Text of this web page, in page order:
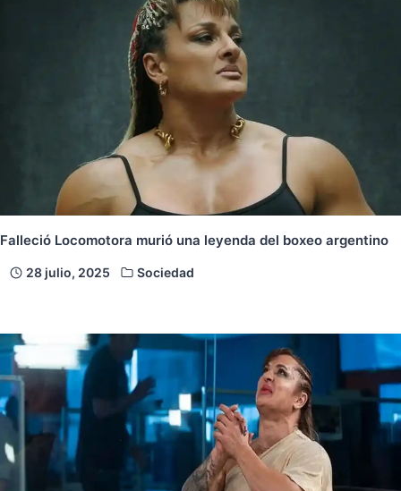
Falleció Locomotora murió una leyenda del boxeo argentino
28 julio, 2025 Sociedad